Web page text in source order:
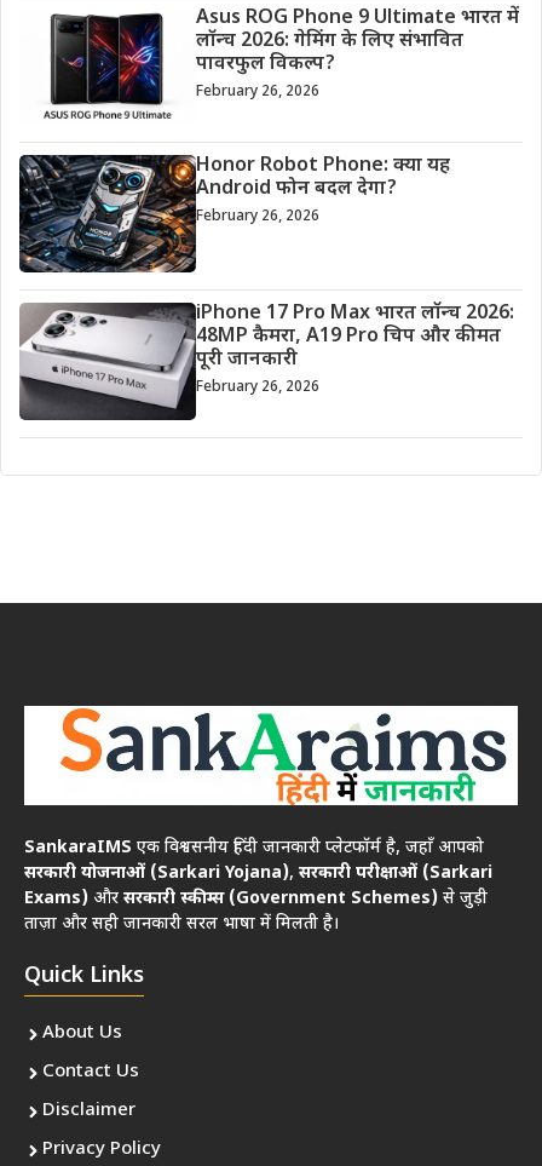
Asus ROG Phone 9 Ultimate भारत में
लॉन्च 2026: गेमिंग के लिए संभावित
पावरफुल विकल्प?
February 26, 2026
Honor Robot Phone: क्या यह
Android फोन बदल देगा?
February 26, 2026
iPhone 17 Pro Max भारत लॉन्च 2026:
48MP कैमरा, A19 Pro चिप और कीमत
पूरी जानकारी
February 26, 2026
SankaraIMS एक विश्वसनीय हिंदी जानकारी प्लेटफॉर्म है, जहाँ आपको
सरकारी योजनाओं (Sarkari Yojana), सरकारी परीक्षाओं (Sarkari
Exams) और सरकारी स्कीम्स (Government Schemes) से जुड़ी
ताज़ा और सही जानकारी सरल भाषा में मिलती है।
Quick Links
About Us
Contact Us
Disclaimer
Privacy Policy